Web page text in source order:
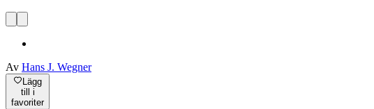
Av Hans J. Wegner
Lägg
till i
favoriter